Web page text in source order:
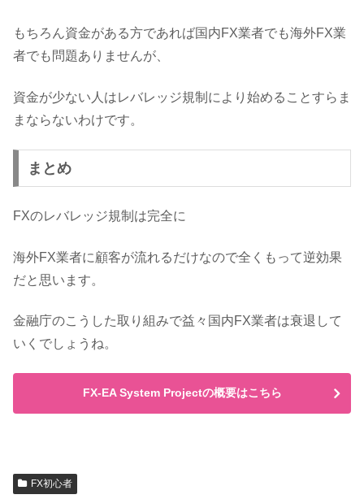
もちろん資金がある方であれば国内FX業者でも海外FX業
者でも問題ありませんが、
資金が少ない人はレバレッジ規制により始めることすらま
まならないわけです。
まとめ
FXのレバレッジ規制は完全に
海外FX業者に顧客が流れるだけなので全くもって逆効果
だと思います。
金融庁のこうした取り組みで益々国内FX業者は衰退して
いくでしょうね。
FX-EA System Projectの概要はこちら
FX初心者